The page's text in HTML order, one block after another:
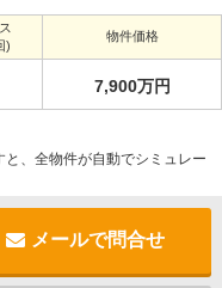
)
物件価格
7,900万円
、全物件が自動でシミュレー
メールで問合せ